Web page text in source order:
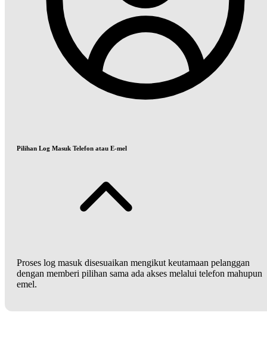
Pilihan Log Masuk Telefon atau E-mel
Proses log masuk disesuaikan mengikut keutamaan pelanggan
dengan memberi pilihan sama ada akses melalui telefon mahupun
emel.